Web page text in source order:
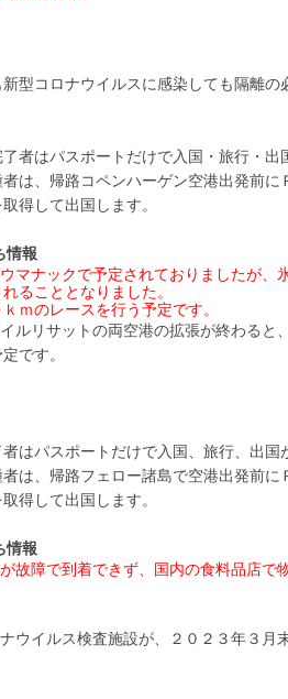
型コロナウイルスに感染しても隔離の
者はパスポートだけで入国・旅行・出
は、帰路コペンハーゲン空港出発前
得して出国します。
情報
マナックで予定されておりましたが、
ることとなりました。
ｍのレースを行う予定です。
ルリサットの両空港の拡張が終わる
です。
はパスポートだけで入国、旅行、出国
は、帰路フェロー諸島で空港出発前
得して出国します。
情報
故障で到着できず、国内の食料品店で
ウイルス検査施設が、２０２３年３月